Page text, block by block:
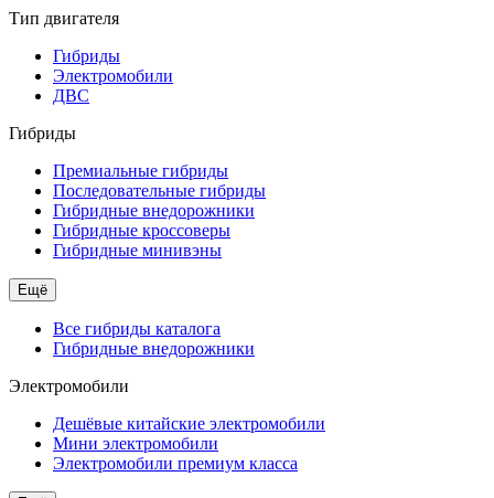
Тип двигателя
Гибриды
Электромобили
ДВС
Гибриды
Премиальные гибриды
Последовательные гибриды
Гибридные внедорожники
Гибридные кроссоверы
Гибридные минивэны
Ещё
Все гибриды каталога
Гибридные внедорожники
Электромобили
Дешёвые китайские электромобили
Мини электромобили
Электромобили премиум класса